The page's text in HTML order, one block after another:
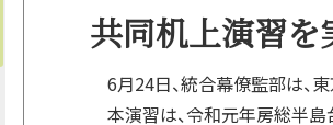
共同机上演習を
6月24日、統合幕僚監部は、
本演習は、令和元年房総半島